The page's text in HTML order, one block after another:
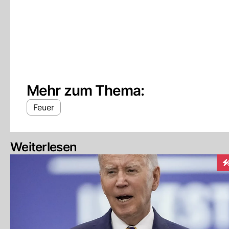
Mehr zum Thema:
Feuer
Weiterlesen